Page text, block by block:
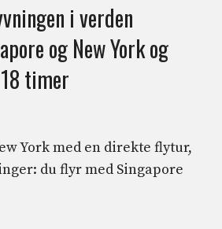
i verden
og New York og
timer
York med en direkte flytur,
du flyr med Singapore